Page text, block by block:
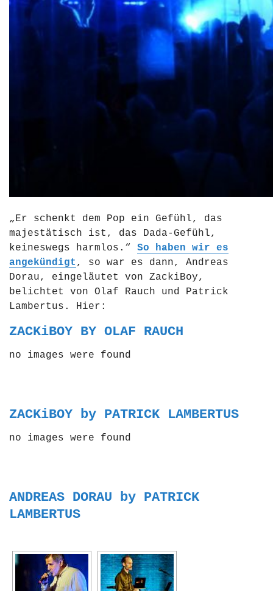
christuskirche-bochum.de
europeanpromise.eu
„Er schenkt dem Pop ein Gefühl, das
majestätisch ist, das Dada-Gefühl,
keineswegs harmlos.“ So haben wir es
angekündigt , so war es dann, Andreas
Dorau, eingeläutet von ZackiBoy,
belichtet von Olaf Rauch und Patrick
Lambertus. Hier:
ZACKiBOY BY OLAF RAUCH
no images were found
ZACKiBOY by PATRICK LAMBERTUS
no images were found
ANDREAS DORAU by PATRICK
LAMBERTUS